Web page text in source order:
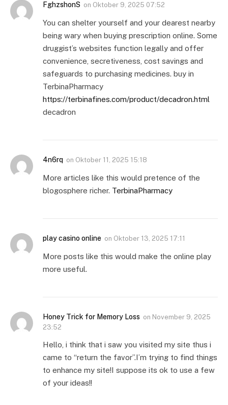
FghzshonS on Oktober 9, 2025 07:52
You can shelter yourself and your dearest nearby
being wary when buying prescription online. Some
druggist’s websites function legally and offer
convenience, secretiveness, cost savings and
safeguards to purchasing medicines. buy in
TerbinaPharmacy
https://terbinafines.com/product/decadron.html
decadron
4n6rq on Oktober 11, 2025 15:18
More articles like this would pretence of the
blogosphere richer. TerbinaPharmacy
play casino online on Oktober 13, 2025 17:11
More posts like this would make the online play
more useful.
Honey Trick for Memory Loss on November 9, 2025
23:52
Hello, i think that i saw you visited my site thus i
came to “return the favor”.I’m trying to find things
to enhance my site!I suppose its ok to use a few
of your ideas!!